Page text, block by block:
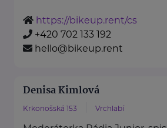
https://bikeup.rent/cs
+420 702 133 192
hello@bikeup.rent
Denisa Kimlová
Krkonošská 153 Vrchlabí